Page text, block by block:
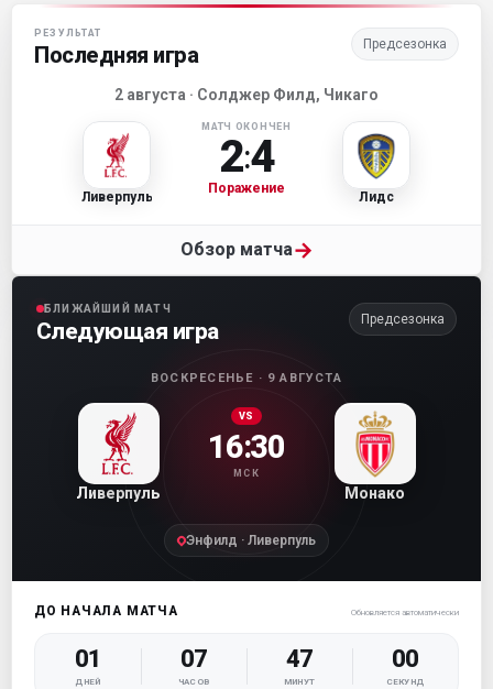
Матч-центр «Ливерпуля»
РЕЗУЛЬТАТ
Последняя игра Предсезонка
2 августа · Солджер Филд, Чикаго
Ливерпуль
МАТЧ ОКОНЧЕН
2:4
Поражение
Лидс
Обзор матча→
БЛИЖАЙШИЙ МАТЧ
Следующая игра Предсезонка
ВОСКРЕСЕНЬЕ · 9 АВГУСТА
Ливерпуль
VS
16:30
МСК
Монако
Энфилд · Ливерпуль
ДО НАЧАЛА МАТЧА Обновляется автоматически
01
ДНЕЙ
07
ЧАСОВ
46
МИНУТ
59
СЕКУНД